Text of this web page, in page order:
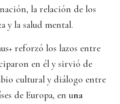
la relación de los
y la salud mental.
reforzó los lazos entre
en él y sirvió de
cultural y diálogo entre
de Europa, en una